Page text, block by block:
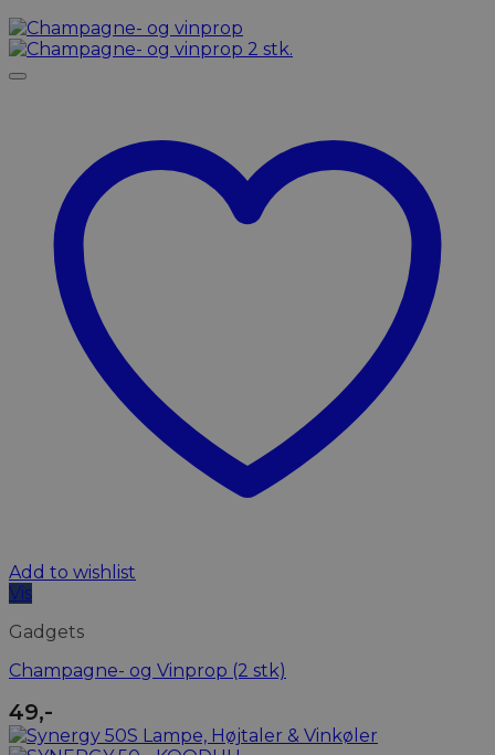
Add to wishlist
Vis
Gadgets
Champagne- og Vinprop (2 stk)
49,-